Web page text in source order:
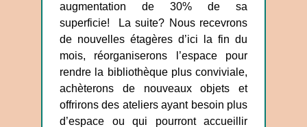
augmentation de 30% de sa
superficie! La suite? Nous recevrons
de nouvelles étagères d’ici la fin du
mois, réorganiserons l’espace pour
rendre la bibliothèque plus conviviale,
achèterons de nouveaux objets et
offrirons des ateliers ayant besoin plus
d’espace ou qui pourront accueillir